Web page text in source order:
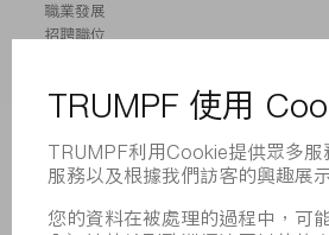
職業發展
招聘職位
業務報告
合規
舉報系統
新聞稿